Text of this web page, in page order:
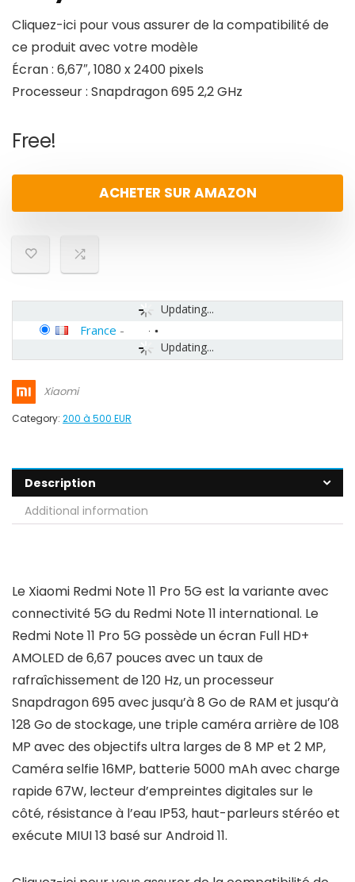
Cliquez-ici pour vous assurer de la compatibilité de
ce produit avec votre modèle
Écran : 6,67″, 1080 x 2400 pixels
Processeur : Snapdragon 695 2,2 GHz
Free!
ACHETER SUR AMAZON
Updating...
Updating...
France -
Xiaomi
Category: 200 à 500 EUR
Description
Additional information
Le Xiaomi Redmi Note 11 Pro 5G est la variante avec
connectivité 5G du Redmi Note 11 international. Le
Redmi Note 11 Pro 5G possède un écran Full HD+
AMOLED de 6,67 pouces avec un taux de
rafraîchissement de 120 Hz, un processeur
Snapdragon 695 avec jusqu’à 8 Go de RAM et jusqu’à
128 Go de stockage, une triple caméra arrière de 108
MP avec des objectifs ultra larges de 8 MP et 2 MP,
Caméra selfie 16MP, batterie 5000 mAh avec charge
rapide 67W, lecteur d’empreintes digitales sur le
côté, résistance à l’eau IP53, haut-parleurs stéréo et
exécute MIUI 13 basé sur Android 11.